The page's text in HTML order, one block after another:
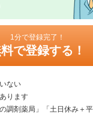
1分で登録完了！
で登録する！
ない
ります
調剤薬局」「土日休み＋